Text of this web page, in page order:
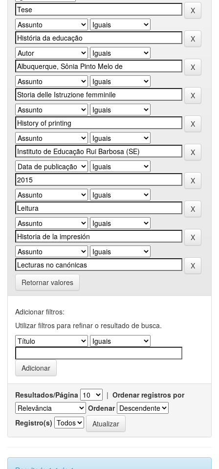
Retornar valores
Adicionar filtros:
Utilizar filtros para refinar o resultado de busca.
Resultados/Página | Ordenar registros por
Ordenar
Registro(s)